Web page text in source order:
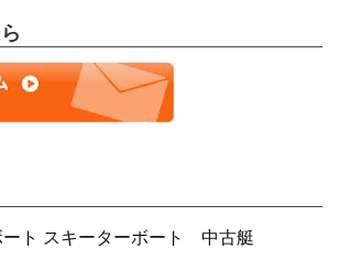
ート スキーターボート 中古艇